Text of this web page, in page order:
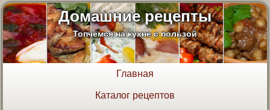
Домашние рецепты
Топчемся на кухне с пользой
Главная
Каталог рецептов